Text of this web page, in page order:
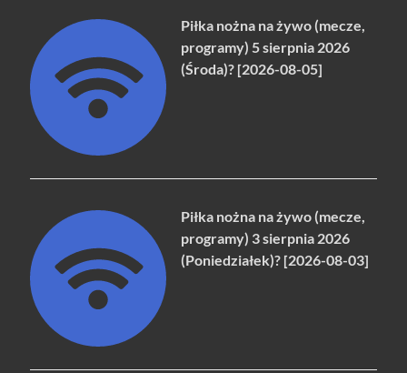
Piłka nożna na żywo (mecze,
programy) 5 sierpnia 2026
(Środa)? [2026-08-05]
Piłka nożna na żywo (mecze,
programy) 3 sierpnia 2026
(Poniedziałek)? [2026-08-03]